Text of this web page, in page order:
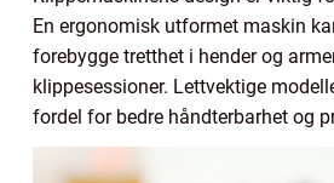
En ergonomisk utformet maskin
forebygge tretthet i hender og
klippesessioner. Lettvektige
fordel for bedre håndterbarhet og